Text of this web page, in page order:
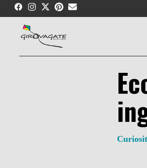
Skip
content